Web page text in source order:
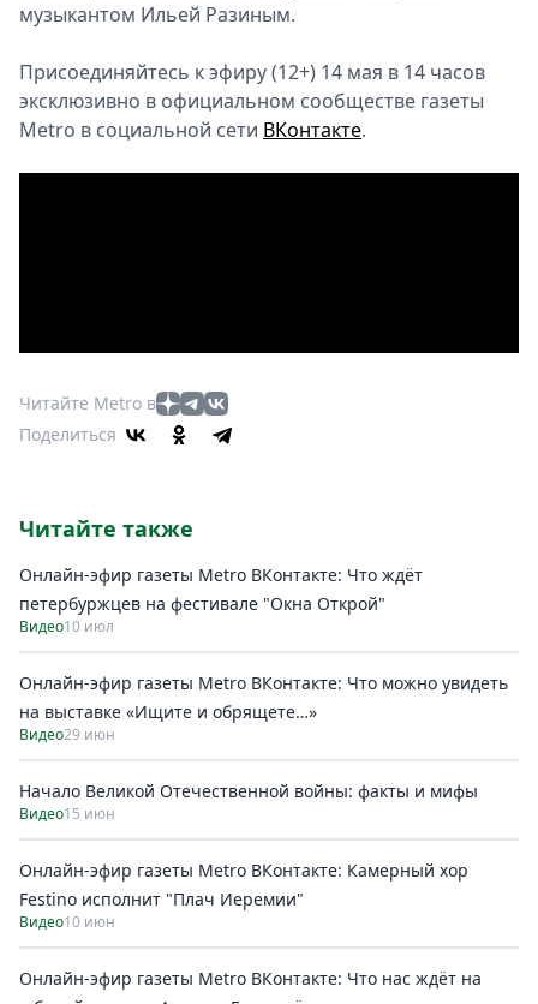
музыкантом Ильей Разиным.
Присоединяйтесь к эфиру (12+) 14 мая в 14 часов
эксклюзивно в официальном сообществе газеты
Metro в социальной сети ВКонтакте.
Читайте Metro в
Поделиться
Читайте также
Онлайн-эфир газеты Metro ВКонтакте: Что ждёт
петербуржцев на фестивале "Окна Открой"
Видео10 июл
Онлайн-эфир газеты Metro ВКонтакте: Что можно увидеть
на выставке «Ищите и обрящете…»
Видео29 июн
Начало Великой Отечественной войны: факты и мифы
Видео15 июн
Онлайн-эфир газеты Metro ВКонтакте: Камерный хор
Festino исполнит "Плач Иеремии"
Видео10 июн
Онлайн-эфир газеты Metro ВКонтакте: Что нас ждёт на